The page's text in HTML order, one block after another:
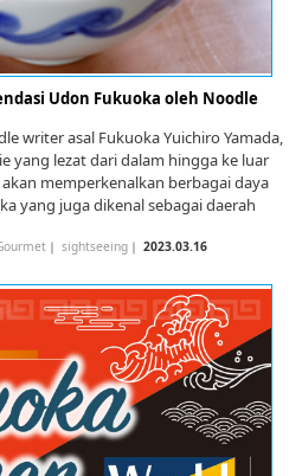
Udon Fukuoka oleh Noodle
writer asal Fukuoka Yuichiro Yamada,
yang lezat dari dalam hingga ke luar
memperkenalkan berbagai daya
yang juga dikenal sebagai daerah
｜ sightseeing｜ 2023.03.16